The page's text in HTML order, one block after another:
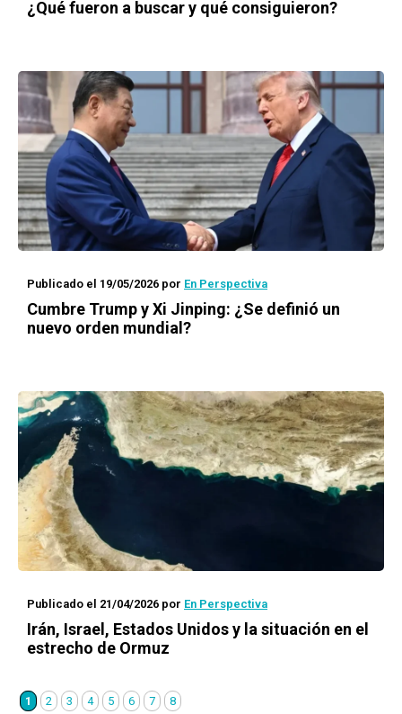
¿Qué fueron a buscar y qué consiguieron?
Publicado el 19/05/2026 por En Perspectiva
Cumbre Trump y Xi Jinping: ¿Se definió un
nuevo orden mundial?
Publicado el 21/04/2026 por En Perspectiva
Irán, Israel, Estados Unidos y la situación en el
estrecho de Ormuz
1 2 3 4 5 6 7 8